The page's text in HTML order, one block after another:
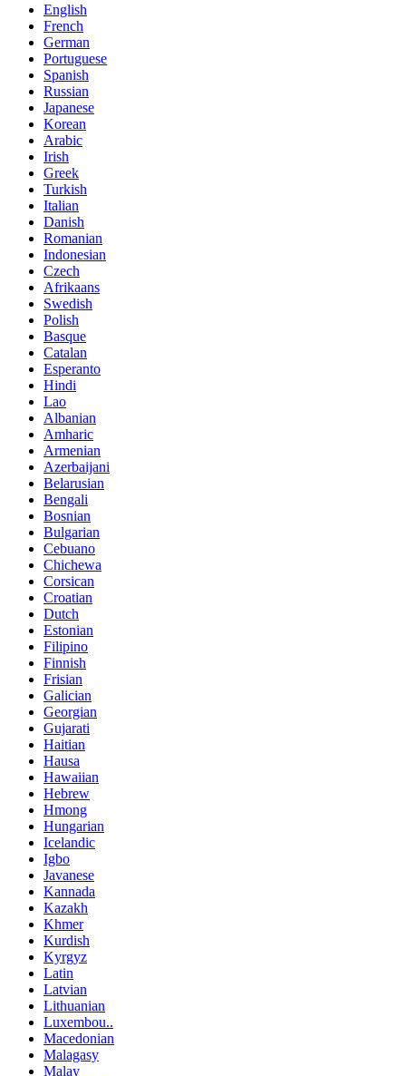
English
French
German
Portuguese
Spanish
Russian
Japanese
Korean
Arabic
Irish
Greek
Turkish
Italian
Danish
Romanian
Indonesian
Czech
Afrikaans
Swedish
Polish
Basque
Catalan
Esperanto
Hindi
Lao
Albanian
Amharic
Armenian
Azerbaijani
Belarusian
Bengali
Bosnian
Bulgarian
Cebuano
Chichewa
Corsican
Croatian
Dutch
Estonian
Filipino
Finnish
Frisian
Galician
Georgian
Gujarati
Haitian
Hausa
Hawaiian
Hebrew
Hmong
Hungarian
Icelandic
Igbo
Javanese
Kannada
Kazakh
Khmer
Kurdish
Kyrgyz
Latin
Latvian
Lithuanian
Luxembou..
Macedonian
Malagasy
Malay